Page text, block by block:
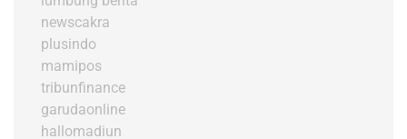
newscakra
plusindo
mamipos
tribunfinance
garudaonline
hallomadiun